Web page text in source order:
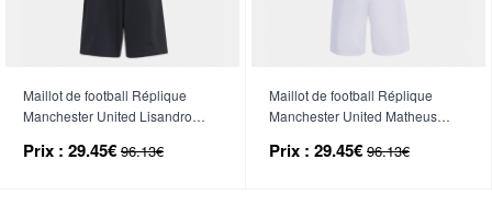
Maillot de football Réplique
Manchester United Lisandro
2025-26 Manche Courte (+
Prix : 29.45€ 96.13€
Maillot de football Réplique
Manchester United Matheus
2025-26 Manche Courte (+
Prix : 29.45€ 96.13€